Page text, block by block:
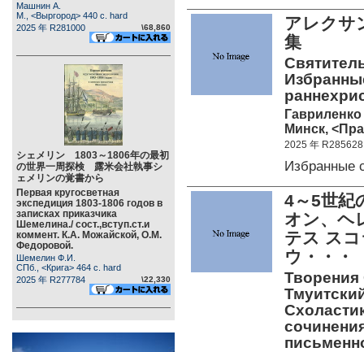
Машнин А.
М., <Выргород> 440 c. hard
2025 年 R281000
\68,860
シェメリン 1803～1806年の最初
の世界一周探検 露米会社執事シ
ェメリンの覚書から
Первая кругосветная
экспедиция 1803-1806 годов в
записках приказчика
Шемелина./ сост.,вступ.ст.и
коммент. К.А. Можайской, О.М.
Федоровой.
Шемелин Ф.И.
СПб., <Крига> 464 c. hard
2025 年 R277784
\22,330
アレク
集
Гавриленко
Минск,
2025 年 R285628
Избранные
4～5世
オン、ヘ
テス ス
ウ・・・
Творения